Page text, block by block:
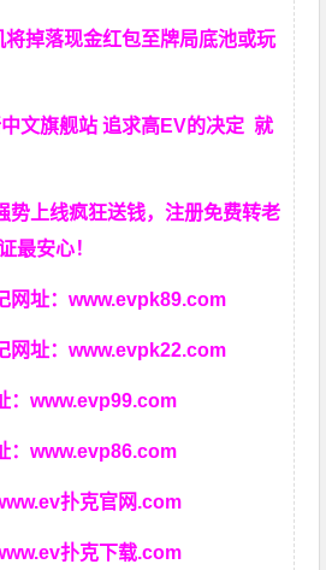
将掉落现金红包至牌局底池或玩
文旗舰站 追求高EV的决定就
势上线疯狂送钱，注册免费转老
最安心！
网址：www.evpk89.com
网址：www.evpk22.com
：www.evp99.com
：www.evp86.com
扑克官网.com
扑克下载.com